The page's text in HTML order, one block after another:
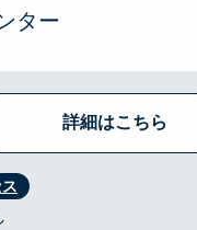
ター
詳細はこちら